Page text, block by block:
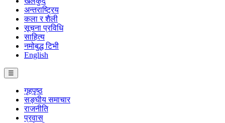
अन्तराष्ट्रिय
कला र शैली
सूचना प्रविधि
साहित्य
नमोबुद्ध टिभी
English
☰
गृहपृष्ठ
सङ्घीय समाचार
राजनीति
प्रवास